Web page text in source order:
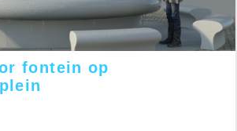
fontein op